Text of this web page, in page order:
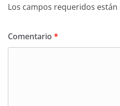
Los campos requeridos
Comentario *